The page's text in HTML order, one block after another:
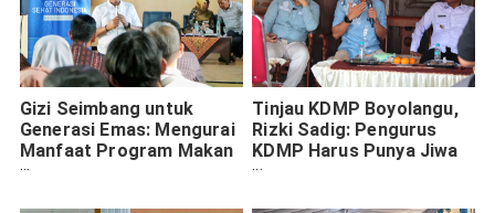
Gizi Seimbang untuk
Generasi Emas: Mengurai
Manfaat Program Makan
Bergizi Gratis
Tinjau KDMP Boyolangu,
Rizki Sadig: Pengurus
KDMP Harus Punya Jiwa
Wirausaha untuk Majukan